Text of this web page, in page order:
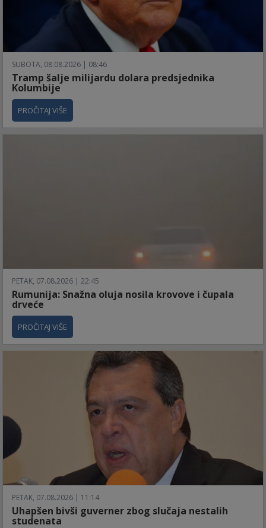
SUBOTA, 08.08.2026 | 08:46
Tramp šalje milijardu dolara predsjednika
Kolumbije
PROČITAJ VIŠE
PETAK, 07.08.2026 | 22:45
Rumunija: Snažna oluja nosila krovove i čupala
drveće
PROČITAJ VIŠE
PETAK, 07.08.2026 | 11:14
Uhapšen bivši guverner zbog slučaja nestalih
studenata